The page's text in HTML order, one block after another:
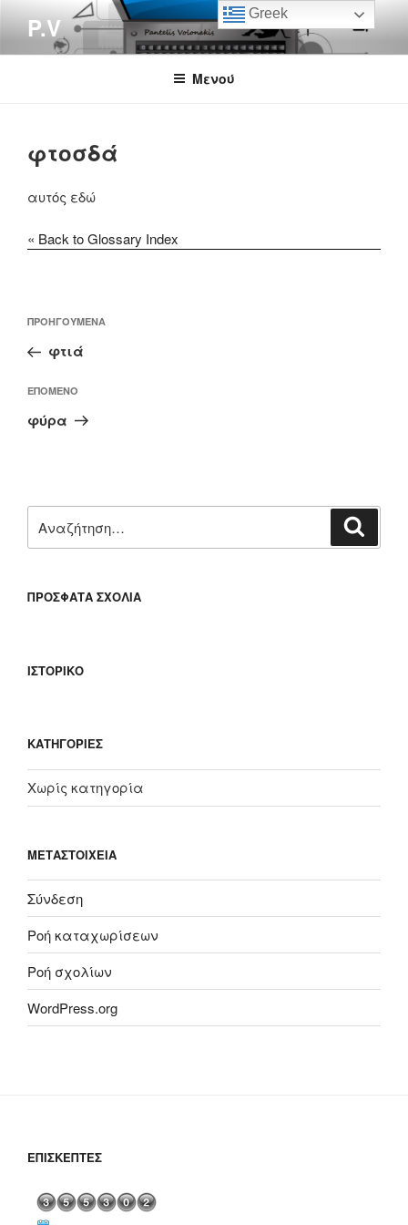
περιεχόμενο
P.V
Μενού
φτοσδά
αυτός εδώ
« Back to Glossary Index
άρθρων
Προηγούμενο
άρθρο
ΠΡΟΗΓΟΎΜΕΝΑ
φτιά
Επόμενο
άρθρο
ΕΠΌΜΕΝΟ
φύρα
για:
ΠΡΌΣΦΑΤΑ ΣΧΌΛΙΑ
ΙΣΤΟΡΙΚΌ
KΑΤΗΓΟΡΊΕΣ
Χωρίς κατηγορία
ΜΕΤΑΣΤΟΙΧΕΊΑ
Σύνδεση
Ροή καταχωρίσεων
Ροή σχολίων
WordPress.org
ΕΠΙΣΚΈΠΤΕΣ
Greek